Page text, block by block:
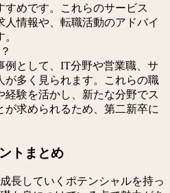
すめです。これらのサービス
人情報や、転職活動のアドバイ
例として、IT分野や営業職、サ
が多く見られます。これらの職
経験を活かし、新たな分野でス
が求められるため、第二新卒に
トまとめ
長していくポテンシャルを持っ